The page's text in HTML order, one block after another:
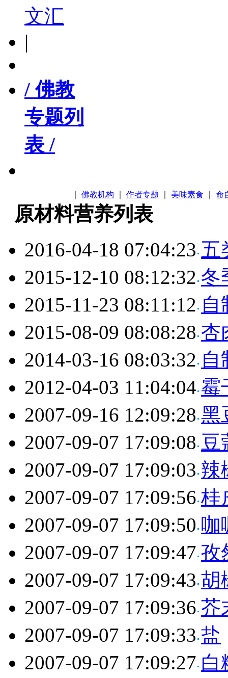
文汇
|
/ 佛教
专题列
表 /
佛教机构 作者专题 美味素食 命
原材料营养列表
2016-04-18 07:04:23 五
2015-12-10 08:12:32 冬
2015-11-23 08:11:12 自
2015-08-09 08:08:28 杏
2014-03-16 08:03:32 自
2012-04-03 11:04:04 霉
2007-09-16 12:09:28 黑
2007-09-07 17:09:08 豆
2007-09-07 17:09:03 辣
2007-09-07 17:09:56 桂
2007-09-07 17:09:50 咖
2007-09-07 17:09:47 孜
2007-09-07 17:09:43 胡
2007-09-07 17:09:36 芥
2007-09-07 17:09:33 盐
2007-09-07 17:09:27 白